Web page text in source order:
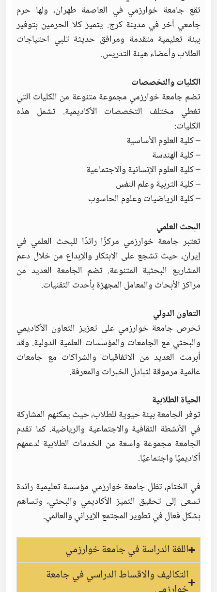
تقع جامعة خوارزمي في العاصمة طهران، ولها حرم
جامعي آخر في مدينة كرج. يتميز كلا الحرمين بتوفير
بيئة تعليمية متقدمة ومرافق حديثة تلبي احتياجات
الطلاب وأعضاء هيئة التدريس.
الكليات والتخصصات
تضم جامعة خوارزمي مجموعة متنوعة من الكليات التي
تغطي مختلف التخصصات الأكاديمية. تشمل هذه
الكليات:
– كلية العلوم الأساسية
– كلية الهندسة
– كلية العلوم الإنسانية والاجتماعية
– كلية التربية وعلم النفس
– كلية الرياضيات وعلوم الحاسوب
البحث العلمي
تعتبر جامعة خوارزمي مركزًا رائدًا للبحث العلمي في
إيران، حيث تشجع على الابتكار والإبداع من خلال دعم
المشاريع البحثية المتنوعة. تضم الجامعة العديد من
مراكز الأبحاث والمعامل المجهزة بأحدث التقنيات.
التعاون الدولي
تحرص جامعة خوارزمي على تعزيز التعاون الأكاديمي
والبحثي مع الجامعات والمؤسسات العلمية الدولية. وقد
أبرمت العديد من الاتفاقيات والشراكات مع جامعات
عالمية مرموقة لتبادل الخبرات والمعرفة.
الحياة الطلابية
توفر الجامعة بيئة حيوية للطلاب، حيث يمكنهم المشاركة
في الأنشطة الثقافية والاجتماعية والرياضية. كما تقدم
الجامعة مجموعة واسعة من الخدمات الطلابية لدعمهم
أكاديميًا واجتماعيًا.
في الختام، تظل جامعة خوارزمي مؤسسة تعليمية رائدة
تسعى إلى تحقيق التميز الأكاديمي والبحثي، وتساهم
بشكل فعال في تطوير المجتمع الإيراني والعالمي.
اللغة الدراسة في جامعة خوارزمي
التكاليف والاقساط الدراسي في جامعة